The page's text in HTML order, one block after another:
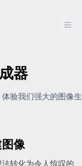
器
验我们强大的图像生
像
转化为令人惊叹的